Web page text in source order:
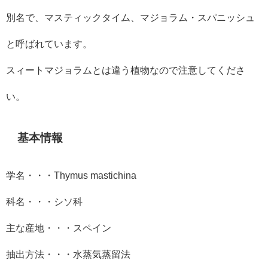
別名で、マスティックタイム、マジョラム・スパニッシュ
と呼ばれています。
スィートマジョラムとは違う植物なので注意してくださ
い。
基本情報
学名・・・ Thymus mastichina
科名・・・シソ科
主な産地・・・スペイン
抽出方法・・・水蒸気蒸留法